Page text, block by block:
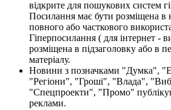
відкрите для пошукових систем
Посилання має бути розміщена в
повного або часткового
Гіперпосилання ( для інтернет -
розміщена в підзаголовку або в
матеріалу.
Новини з позначками "Думка",
"Регіони", "Гроші", "Влада",
"Спецпроекти", "Промо"
реклами.